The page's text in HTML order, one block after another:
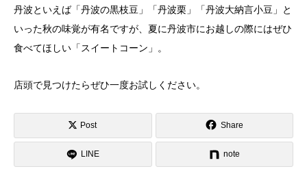
丹波といえば「丹波の黒枝豆」「丹波栗」「丹波大納言小豆」と
いった秋の味覚が有名ですが、夏に丹波市にお越しの際にはぜひ
食べてほしい「スイートコーン」。
店頭で見つけたらぜひ一度お試しください。
Post Share
LINE note